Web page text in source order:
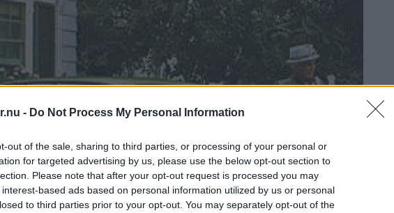
- Do Not Process My Personal Information
out of the sale, sharing to third parties, or processing of your personal or
for targeted advertising by us, please use the below opt-out section to
Please note that after your opt-out request is processed you may
based ads based on personal information utilized by us or personal
to third parties prior to your opt-out. You may separately opt-out of the